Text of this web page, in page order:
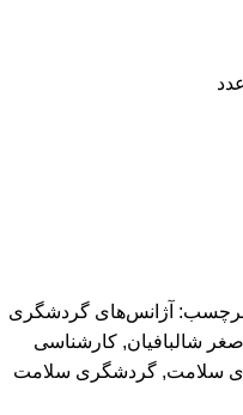
آژانس‌های گردشگری
شالبافیان, کارشناسی
سلامت, گردشگری سلامت